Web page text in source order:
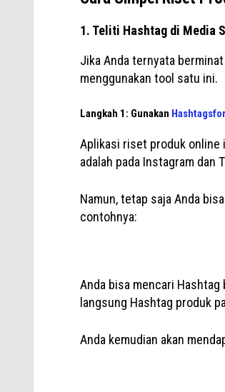
1. Teliti Hashtag di Media
Jika Anda ternyata
menggunakan tool satu ini.
Langkah 1: Gunakan
Aplikasi riset produk online
adalah pada Instagram dan
Namun, tetap saja Anda
contohnya:
Anda bisa mencari
langsung Hashtag produk
Anda kemudian akan